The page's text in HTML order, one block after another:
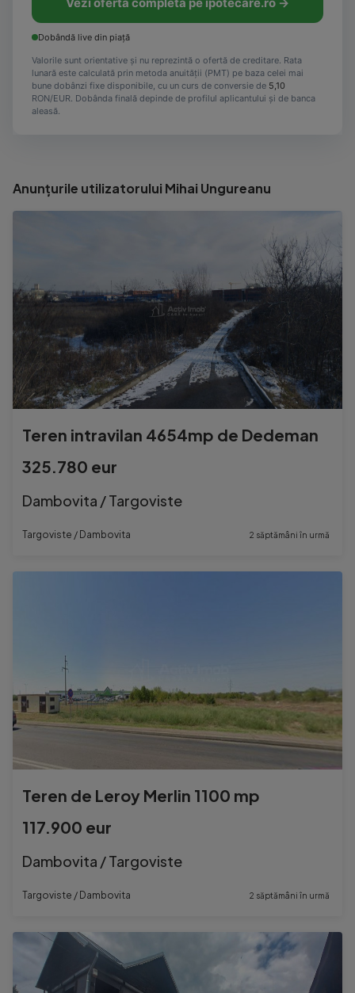
Dobândă live din piață
Valorile sunt orientative și nu reprezintă o ofertă de creditare. Rata
lunară este calculată prin metoda anuității (PMT) pe baza celei mai
bune dobânzi fixe disponibile, cu un curs de conversie de 5,10
RON/EUR. Dobânda finală depinde de profilul aplicantului și de banca
aleasă.
Anunțurile utilizatorului Mihai Ungureanu
Teren intravilan 4654mp de Dedeman
325.780 eur
Dambovita / Targoviste
Targoviste / Dambovita 2 săptămâni în urmă
Teren de Leroy Merlin 1100 mp
117.900 eur
Dambovita / Targoviste
Targoviste / Dambovita 2 săptămâni în urmă